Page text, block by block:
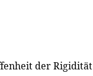
der Rigidität